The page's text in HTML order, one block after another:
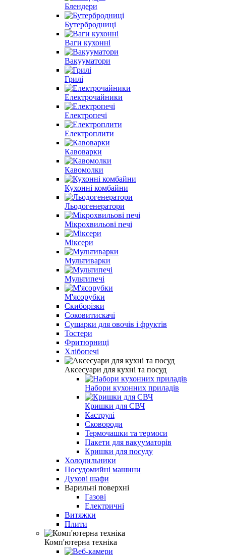
Блендери
Бутербродниці
Ваги кухонні
Вакууматори
Грилі
Електрочайники
Електропечі
Електроплити
Кавоварки
Кавомолки
Кухонні комбайни
Льодогенератори
Мікрохвильові печі
Міксери
Мультиварки
Мультипечі
М'ясорубки
Скиборізки
Соковитискачі
Сушарки для овочів і фруктів
Тостери
Фритюрниці
Хлібопечі
Аксесуари для кухні та посуд
Набори кухонних приладів
Кришки для СВЧ
Каструлі
Сковороди
Термочашки та термоси
Пакети для вакууматорів
Кришки для посуду
Холодильники
Посудомийні машини
Духові шафи
Варильні поверхні
Газові
Електричні
Витяжки
Плити
Комп'ютерна техніка